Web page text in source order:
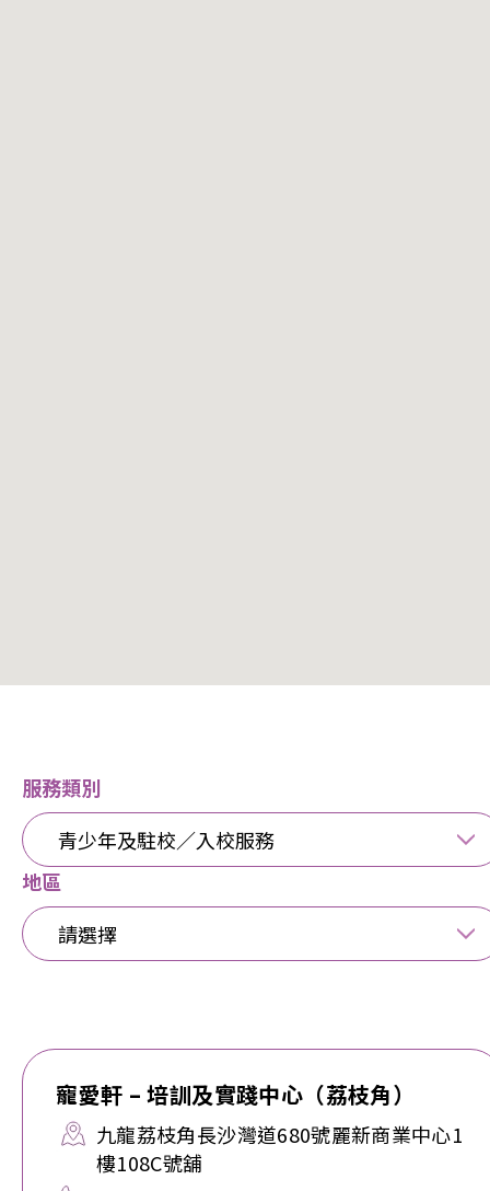
服務類別
青少年及駐校／入校服務
地區
請選擇
寵愛軒 – 培訓及實踐中心（荔枝角）
九龍荔枝角長沙灣道680號麗新商業中心1
樓108C號舖